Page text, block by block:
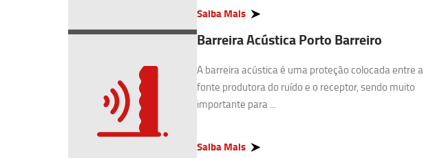
Saiba Mais
Barreira Acústica Porto Barreiro
A barreira acústica é uma proteção colocada entre a
fonte produtora do ruído e o receptor, sendo muito
importante para ...
Saiba Mais